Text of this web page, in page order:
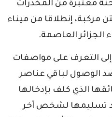
معتبرة من المخدرات
مركبة، إنطلاقا من ميناء
الجزائر العاصمة.
التعرف على مواصفات
الوصول لباقي عناصر
الذي كلف بإدخالها
تسليمها لشخص آخر